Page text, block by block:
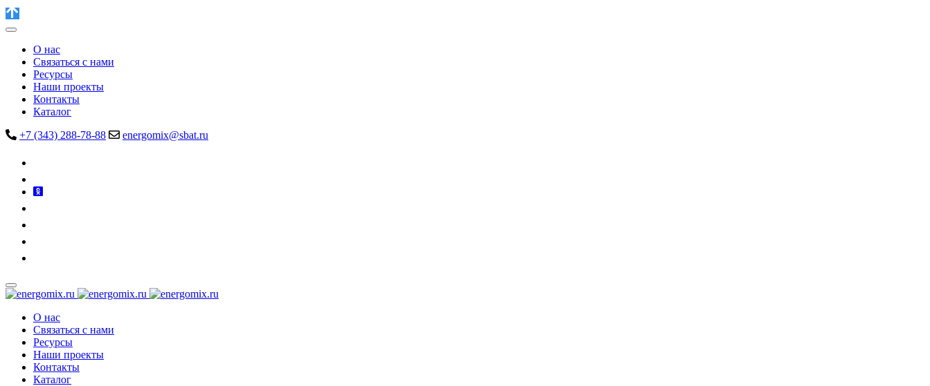
О нас
Связаться с нами
Ресурсы
Наши проекты
Контакты
Каталог
+7 (343) 288-78-88
energomix@sbat.ru
О нас
Связаться с нами
Ресурсы
Наши проекты
Контакты
Каталог